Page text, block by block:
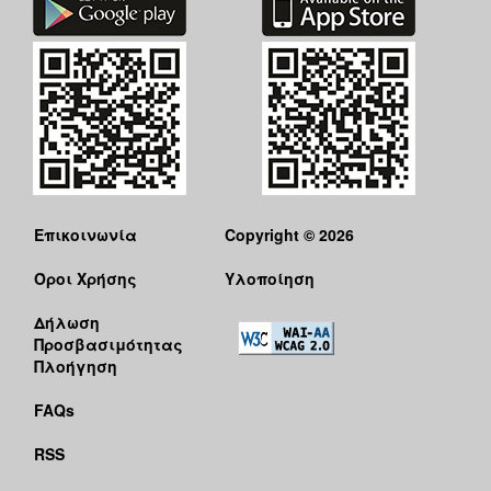
Επικοινωνία
Όροι Χρήσης
Δήλωση
Προσβασιμότητας
Πλοήγηση
FAQs
RSS
Copyright © 2026
Υλοποίηση